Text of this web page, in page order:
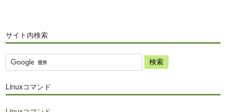
サイト内検索
サ
イ
内
Linuxコマンド